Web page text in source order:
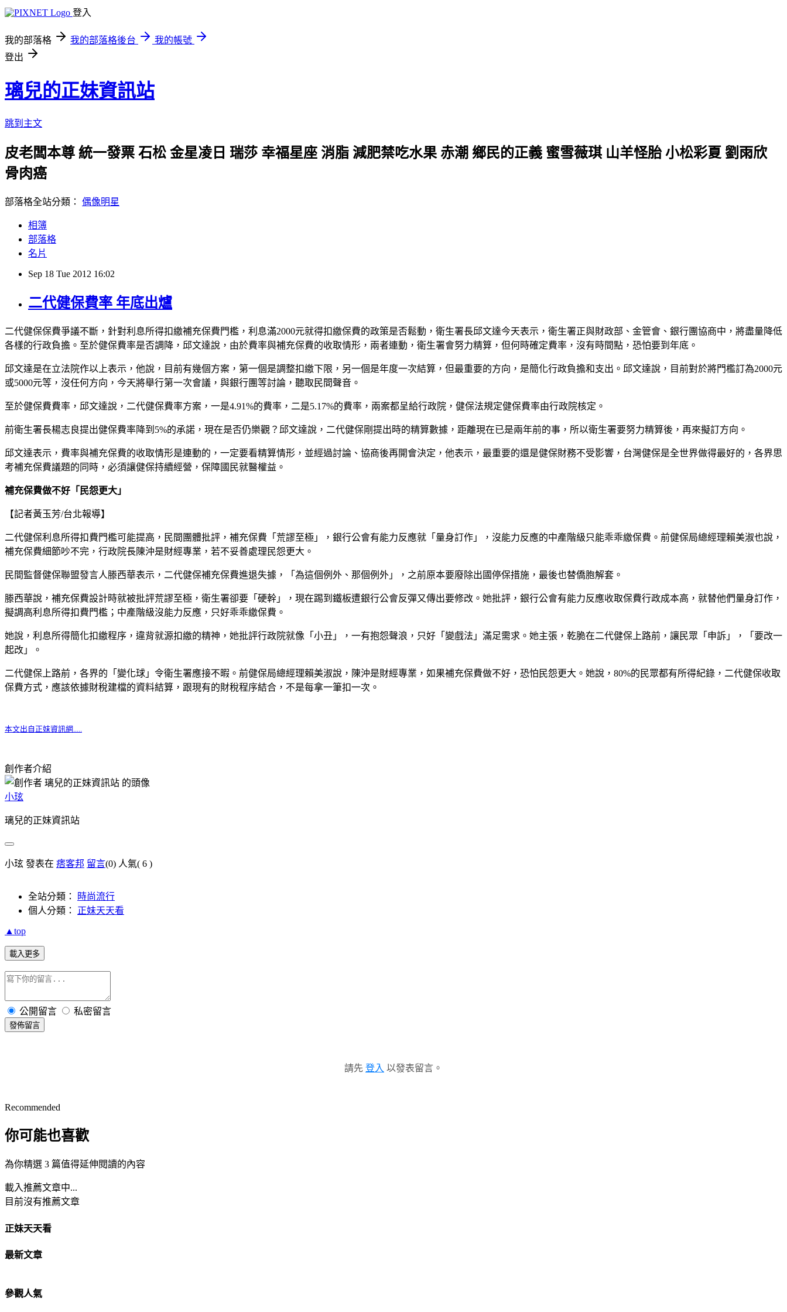
登入
我的部落格 我的部落格後台
我的帳號
登出
璃兒的正妹資訊站
跳到主文
皮老闆本尊 統一發票 石松 金星凌日 瑞莎 幸福星座 消脂 減肥禁吃水果 赤潮 鄉民的正義 蜜雪薇琪 山羊怪胎 小松彩夏 劉雨欣
骨肉癌
部落格全站分類： 偶像明星
相簿
部落格
名片
Sep 18 Tue 2012 16:02
二代健保費率 年底出爐
二代健保保費爭議不斷，針對利息所得扣繳補充保費門檻，利息滿2000元就得扣繳保費的政策是否鬆動，衛生署長邱文達今天表示，衛生署正與財政部、金管會、銀行團協商中，將盡量降低
各樣的行政負擔。至於健保費率是否調降，邱文達說，由於費率與補充保費的收取情形，兩者連動，衛生署會努力精算，但何時確定費率，沒有時間點，恐怕要到年底。
邱文達是在立法院作以上表示，他說，目前有幾個方案，第一個是調整扣繳下限，另一個是年度一次結算，但最重要的方向，是簡化行政負擔和支出。邱文達說，目前對於將門檻訂為2000元
或5000元等，沒任何方向，今天將舉行第一次會議，與銀行團等討論，聽取民間聲音。
至於健保費費率，邱文達說，二代健保費率方案，一是4.91%的費率，二是5.17%的費率，兩案都呈給行政院，健保法規定健保費率由行政院核定。
前衛生署長楊志良提出健保費率降到5%的承諾，現在是否仍樂觀？邱文達說，二代健保剛提出時的精算數據，距離現在已是兩年前的事，所以衛生署要努力精算後，再來擬訂方向。
邱文達表示，費率與補充保費的收取情形是連動的，一定要看精算情形，並經過討論、協商後再開會決定，他表示，最重要的還是健保財務不受影響，台灣健保是全世界做得最好的，各界思
考補充保費議題的同時，必須讓健保持續經營，保障國民就醫權益。
補充保費做不好「民怨更大」
【記者黃玉芳/台北報導】
二代健保利息所得扣費門檻可能提高，民間團體批評，補充保費「荒謬至極」，銀行公會有能力反應就「量身訂作」，沒能力反應的中產階級只能乖乖繳保費。前健保局總經理賴美淑也說，
補充保費細節吵不完，行政院長陳沖是財經專業，若不妥善處理民怨更大。
民間監督健保聯盟發言人滕西華表示，二代健保補充保費進退失據，「為這個例外、那個例外」，之前原本要廢除出國停保措施，最後也替僑胞解套。
滕西華說，補充保費設計時就被批評荒謬至極，衛生署卻要「硬幹」，現在踢到鐵板遭銀行公會反彈又傳出要修改。她批評，銀行公會有能力反應收取保費行政成本高，就替他們量身訂作，
擬調高利息所得扣費門檻；中產階級沒能力反應，只好乖乖繳保費。
她說，利息所得簡化扣繳程序，違背就源扣繳的精神，她批評行政院就像「小丑」，一有抱怨聲浪，只好「變戲法」滿足需求。她主張，乾脆在二代健保上路前，讓民眾「申訴」，「要改一
起改」。
二代健保上路前，各界的「變化球」令衛生署應接不暇。前健保局總經理賴美淑說，陳沖是財經專業，如果補充保費做不好，恐怕民怨更大。她說，80%的民眾都有所得紀錄，二代健保收取
保費方式，應該依據財稅建檔的資料結算，跟現有的財稅程序結合，不是每拿一筆扣一次。
本文出自正妹資訊網.....
創作者介紹
小玹
璃兒的正妹資訊站
小玹 發表在 痞客邦 留言(0) 人氣( 6 )
全站分類：
時尚流行
個人分類： 正妹天天看
▲top
載入更多
公開留言 私密留言
發佈留言
請先 登入 以發表留言。
Recommended
你可能也喜歡
為你精選 3 篇值得延伸閱讀的內容
載入推薦文章中...
目前沒有推薦文章
正妹天天看
最新文章
參觀人氣